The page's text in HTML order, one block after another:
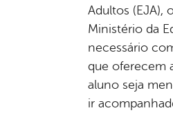
Adultos (EJA),
Ministério da
necessário
que oferecem
aluno seja
ir